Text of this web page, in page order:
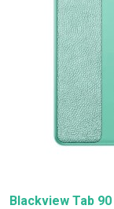
Blackview Tab 90